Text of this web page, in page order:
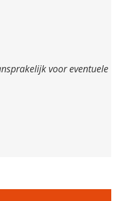
voor eventuele